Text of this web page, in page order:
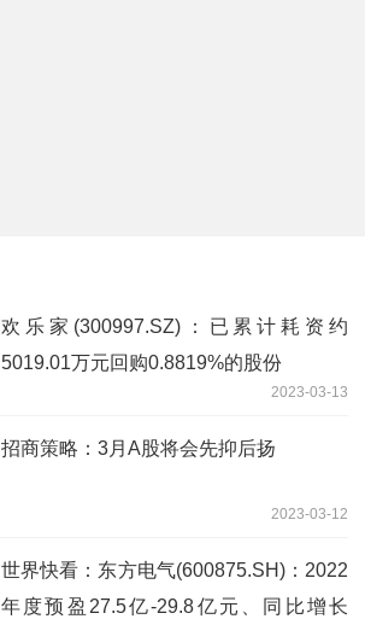
欢乐家(300997.SZ)：已累计耗资约
5019.01万元回购0.8819%的股份
2023-03-13
招商策略：3月A股将会先抑后扬
2023-03-12
世界快看：东方电气(600875.SH)：2022
年度预盈27.5亿-29.8亿元、同比增长